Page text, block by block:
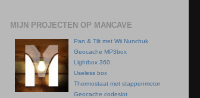
MIJN PROJECTEN OP MANCAVE
Pan & Tilt met Wii Nunchuk
Geocache MP3box
Lightbox 360
Useless box
Thermostaat met stappenmotor
Geocache codeslot